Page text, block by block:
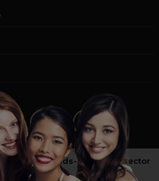
, schoonheids- of barbiersector